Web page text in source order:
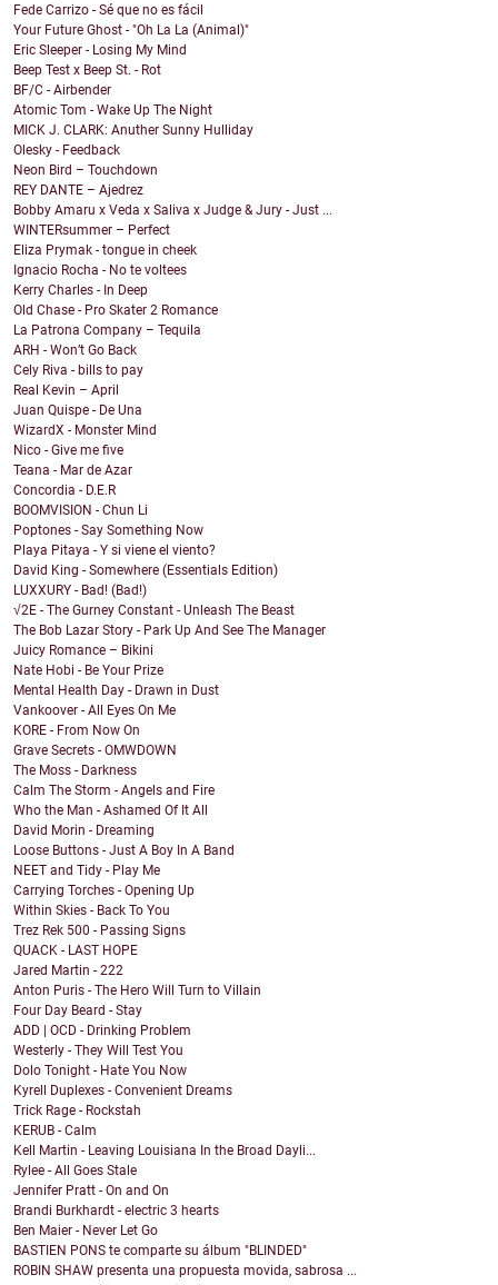
Fede Carrizo - Sé que no es fácil
Your Future Ghost - "Oh La La (Animal)"
Eric Sleeper - Losing My Mind
Beep Test x Beep St. - Rot
BF/C - Airbender
Atomic Tom - Wake Up The Night
MICK J. CLARK: Anuther Sunny Hulliday
Olesky - Feedback
Neon Bird – Touchdown
REY DANTE – Ajedrez
Bobby Amaru x Veda x Saliva x Judge & Jury - Just ...
WINTERsummer – Perfect
Eliza Prymak - tongue in cheek
Ignacio Rocha - No te voltees
Kerry Charles - In Deep
Old Chase - Pro Skater 2 Romance
La Patrona Company – Tequila
ARH - Won’t Go Back
Cely Riva - bills to pay
Real Kevin – April
Juan Quispe - De Una
WizardX - Monster Mind
Nico - Give me five
Teana - Mar de Azar
Concordia - D.E.R
BOOMVISION - Chun Li
Poptones - Say Something Now
Playa Pitaya - Y si viene el viento?
David King - Somewhere (Essentials Edition)
LUXXURY - Bad! (Bad!)
√2E - The Gurney Constant - Unleash The Beast
The Bob Lazar Story - Park Up And See The Manager
Juicy Romance – Bikini
Nate Hobi - Be Your Prize
Mental Health Day - Drawn in Dust
Vankoover - All Eyes On Me
KORE - From Now On
Grave Secrets - OMWDOWN
The Moss - Darkness
Calm The Storm - Angels and Fire
Who the Man - Ashamed Of It All
David Morin - Dreaming
Loose Buttons - Just A Boy In A Band
NEET and Tidy - Play Me
Carrying Torches - Opening Up
Within Skies - Back To You
Trez Rek 500 - Passing Signs
QUACK - LAST HOPE
Jared Martin - 222
Anton Puris - The Hero Will Turn to Villain
Four Day Beard - Stay
ADD | OCD - Drinking Problem
Westerly - They Will Test You
Dolo Tonight - Hate You Now
Kyrell Duplexes - Convenient Dreams
Trick Rage - Rockstah
KERUB - Calm
Kell Martin - Leaving Louisiana In the Broad Dayli...
Rylee - All Goes Stale
Jennifer Pratt - On and On
Brandi Burkhardt - electric 3 hearts
Ben Maier - Never Let Go
BASTIEN PONS te comparte su álbum "BLINDED"
ROBIN SHAW presenta una propuesta movida, sabrosa ...